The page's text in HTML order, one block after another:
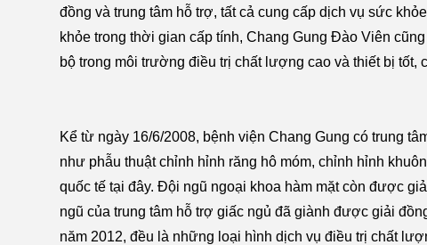
đồng và trung tâm hỗ trợ, tất cả cung cấp dịch vụ sức
khỏe trong thời gian cấp tính, Chang Gung Đào Viên
bộ trong môi trường điều trị chất lượng cao và thiết bị tốt,
Kể từ ngày 16/6/2008, bệnh viện Chang Gung có trung
như phẫu thuật chỉnh hỉnh răng hô móm, chỉnh hỉnh
quốc tế tại đây. Đội ngũ ngoại khoa hàm mặt còn được
ngũ của trung tâm hỗ trợ giấc ngủ đã giành được giải
năm 2012, đều là những loại hình dịch vụ điều trị chất